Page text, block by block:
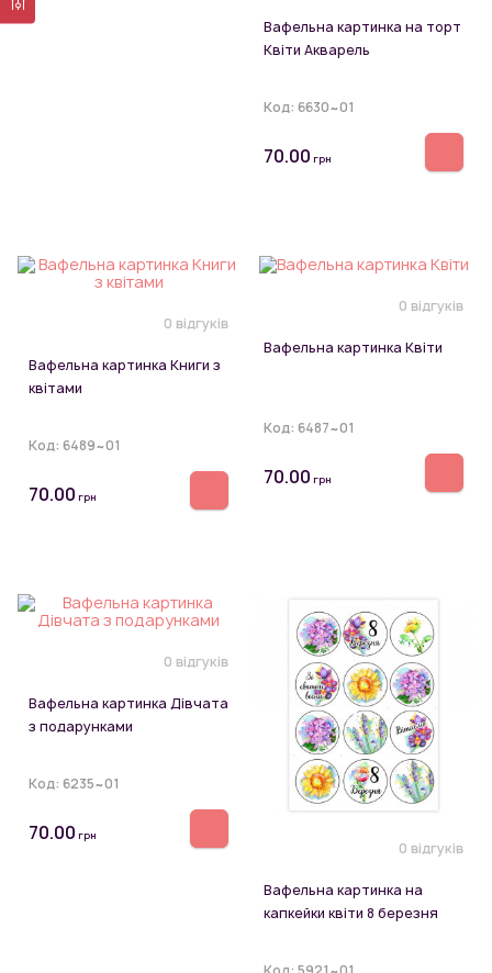
Вафельна картинка на торт
Квіти Акварель
Код: 6630~01
70.00 грн
0 відгуків
Вафельна картинка Книги з
квітами
Код: 6489~01
70.00 грн
0 відгуків
Вафельна картинка Квіти
Код: 6487~01
70.00 грн
0 відгуків
Вафельна картинка Дівчата
з подарунками
Код: 6235~01
70.00 грн
0 відгуків
Вафельна картинка на
капкейки квіти 8 березня